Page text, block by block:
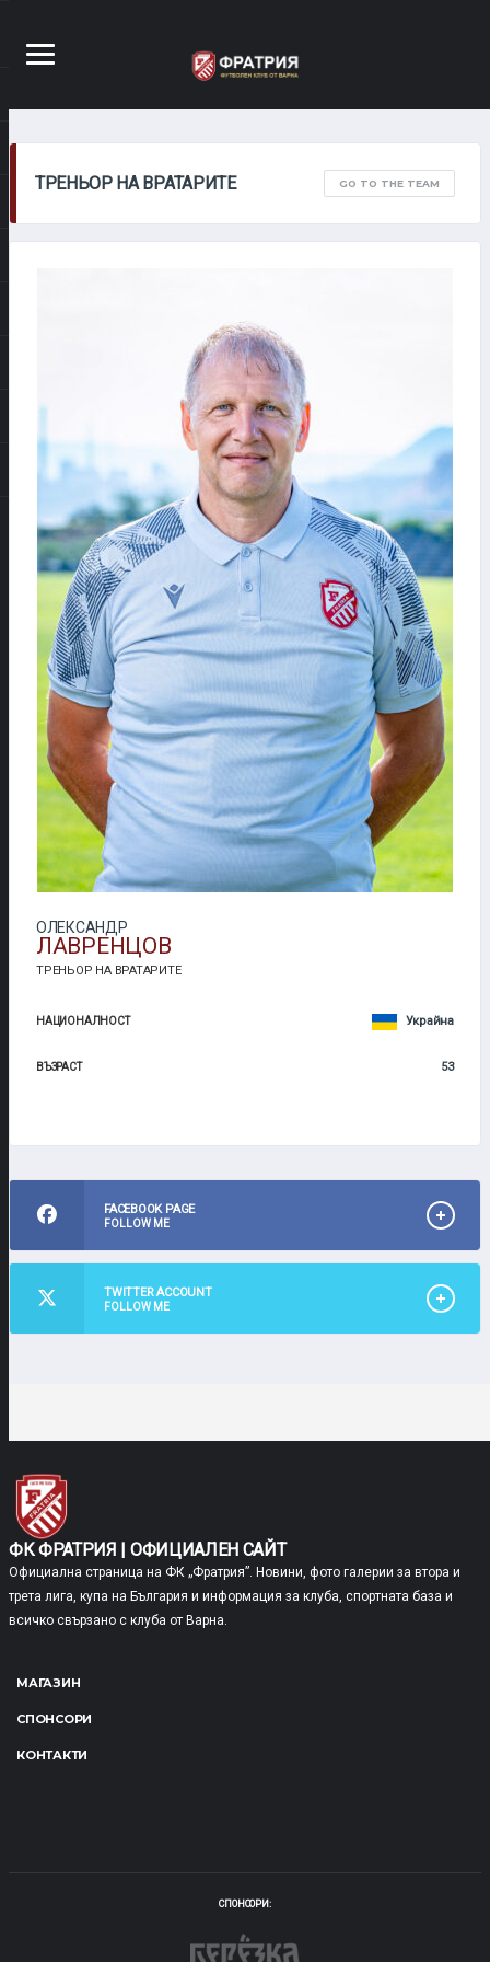
ТРЕНЬОР НА ВРАТАРИТЕ GO TO THE TEAM
ОЛЕКСАНДР
ЛАВРЕНЦОВ
ТРЕНЬОР НА ВРАТАРИТЕ
НАЦИОНАЛНОСТ Украйна
ВЪЗРАСТ 53
FACEBOOK PAGE
FOLLOW ME
TWITTER ACCOUNT
FOLLOW ME
ФК ФРАТРИЯ | ОФИЦИАЛЕН САЙТ
Официална страница на ФК „Фратрия”. Новини, фото галерии за втора и
трета лига, купа на България и информация за клуба, спортната база и
всичко свързано с клуба от Варна.
МАГАЗИН
СПОНСОРИ
КОНТАКТИ
СПОНСОРИ: